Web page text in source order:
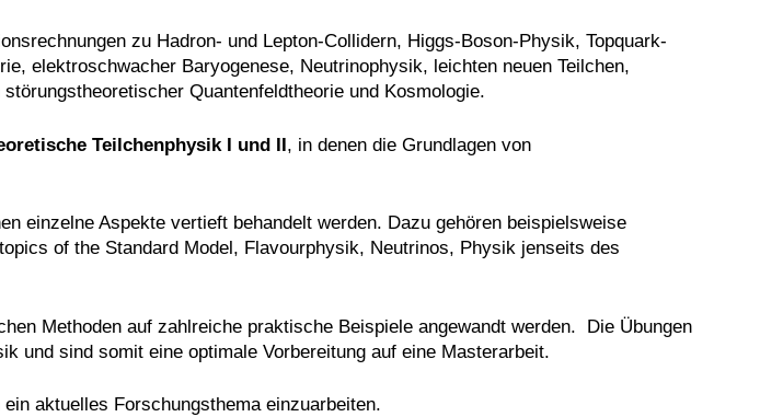
zu Hadron- und Lepton-Collidern, Higgs-Boson-Physik, Topquark-
elektroschwacher Baryogenese, Neutrinophysik, leichten neuen Teilchen,
Quantenfeldtheorie und Kosmologie.
Teilchenphysik I und II, in denen die Grundlagen von
einzelne Aspekte vertieft behandelt werden. Dazu gehören beispielsweise
of the Standard Model, Flavourphysik, Neutrinos, Physik jenseits des
Methoden auf zahlreiche praktische Beispiele angewandt werden. Die Übungen
und sind somit eine optimale Vorbereitung auf eine Masterarbeit.
aktuelles Forschungsthema einzuarbeiten.